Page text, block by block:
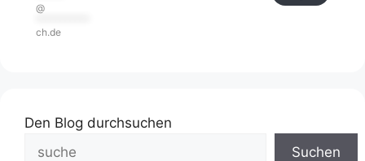
@
ch.de
Den Blog durchsuchen
Suchen